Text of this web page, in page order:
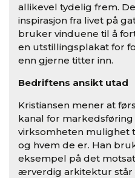
allikevel tydelig frem.
inspirasjon fra livet på
bruker vinduene til å
en utstillingsplakat for
enn gjerne titter inn.
Bedriftens ansikt utad
Kristiansen mener at
kanal for
virksomheten mulighet
og hvem de er. Han
eksempel på det
ærverdig arkitektur står